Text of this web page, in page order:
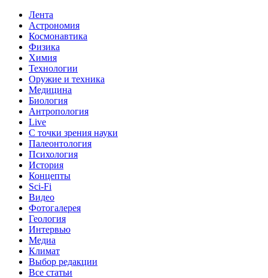
Лента
Астрономия
Космонавтика
Физика
Химия
Технологии
Оружие и техника
Медицина
Биология
Антропология
Live
С точки зрения науки
Палеонтология
Психология
История
Концепты
Sci-Fi
Видео
Фотогалерея
Геология
Интервью
Медиа
Климат
Выбор редакции
Все статьи